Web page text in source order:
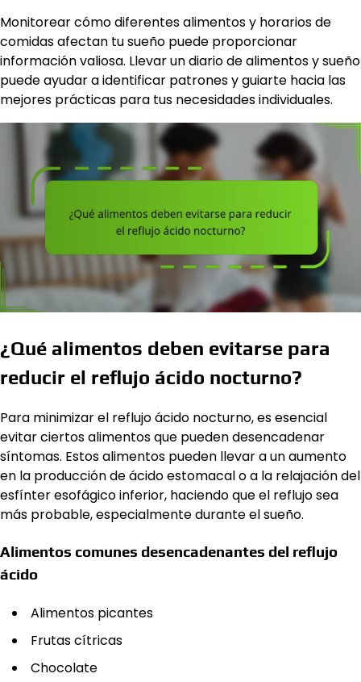
Monitorear cómo diferentes alimentos y horarios de
comidas afectan tu sueño puede proporcionar
información valiosa. Llevar un diario de alimentos y sueño
puede ayudar a identificar patrones y guiarte hacia las
mejores prácticas para tus necesidades individuales.
¿Qué alimentos deben evitarse para
reducir el reflujo ácido nocturno?
Para minimizar el reflujo ácido nocturno, es esencial
evitar ciertos alimentos que pueden desencadenar
síntomas. Estos alimentos pueden llevar a un aumento
en la producción de ácido estomacal o a la relajación del
esfínter esofágico inferior, haciendo que el reflujo sea
más probable, especialmente durante el sueño.
Alimentos comunes desencadenantes del reflujo
ácido
Alimentos picantes
Frutas cítricas
Chocolate